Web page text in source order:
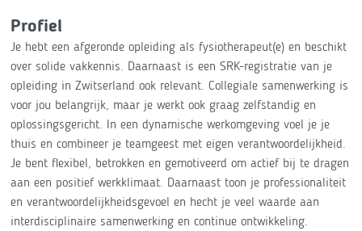
Profiel
Je hebt een afgeronde opleiding als fysiotherapeut(e) en beschikt
over solide vakkennis. Daarnaast is een SRK-registratie van je
opleiding in Zwitserland ook relevant. Collegiale samenwerking is
voor jou belangrijk, maar je werkt ook graag zelfstandig en
oplossingsgericht. In een dynamische werkomgeving voel je je
thuis en combineer je teamgeest met eigen verantwoordelijkheid.
Je bent flexibel, betrokken en gemotiveerd om actief bij te dragen
aan een positief werkklimaat. Daarnaast toon je professionaliteit
en verantwoordelijkheidsgevoel en hecht je veel waarde aan
interdisciplinaire samenwerking en continue ontwikkeling.